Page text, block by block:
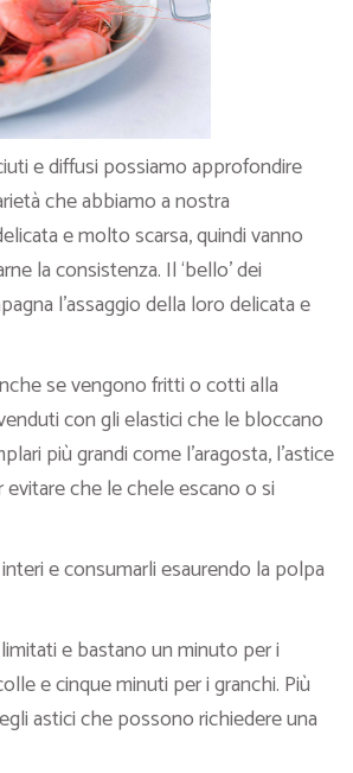
e diffusi possiamo approfondire
che abbiamo a nostra
e molto scarsa, quindi vanno
la consistenza. Il ‘bello’ dei
l’assaggio della loro delicata e
se vengono fritti o cotti alla
con gli elastici che le bloccano
più grandi come l’aragosta, l’astice
che le chele escano o si
e consumarli esaurendo la polpa
e bastano un minuto per i
e cinque minuti per i granchi. Più
astici che possono richiedere una